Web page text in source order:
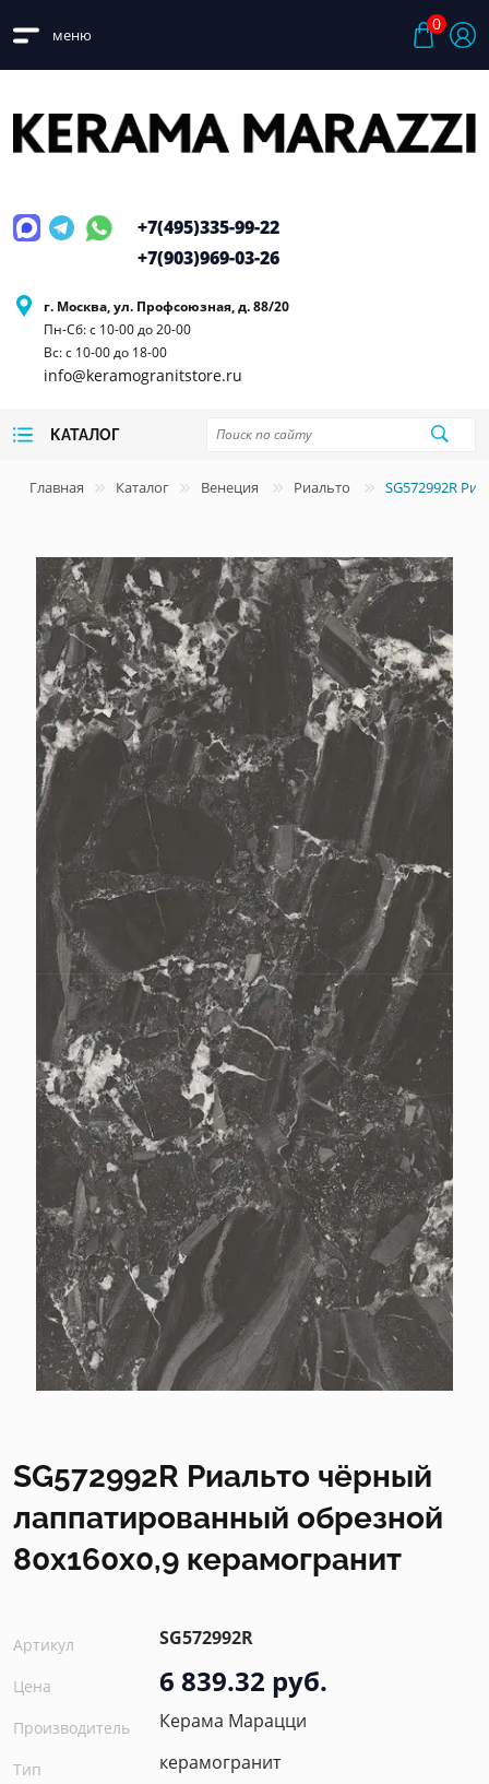
меню
0
г. Москва, ул. Профсоюзная, д. 88/20
Пн-Сб: с 10-00 до 20-00
Вс: с 10-00 до 18-00
info@keramogranitstore.ru
+7(495)335-99-22
+7(903)969-03-26
КАТАЛОГ
Главная Каталог Венеция Риальто SG572992R
SG572992R Риальто чёрный
лаппатированный обрезной
80x160x0,9 керамогранит
Артикул SG572992R
Цена 6 839.32 руб.
Производитель Керама Марацци
Тип керамогранит